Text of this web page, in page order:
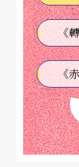
分演員，
另一方面
鍵，以一
世界的非
望藉由寫
離，但是
《